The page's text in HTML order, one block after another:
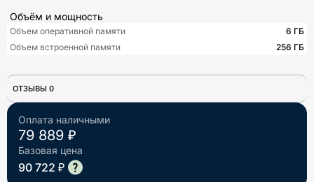
Оплата наличными
79 889 ₽
Базовая цена
90 722 ₽
Объём и мощность
Объем оперативной памяти
6 ГБ
Объем встроенной памяти
256 ГБ
ОТЗЫВЫ 0